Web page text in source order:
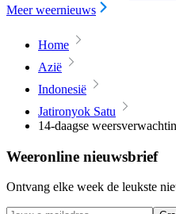
Meer weernieuws
Home
Azië
Indonesië
Jatironyok Satu
14-daagse
Weeronline nieuwsbrief
Ontvang elke week de leukste